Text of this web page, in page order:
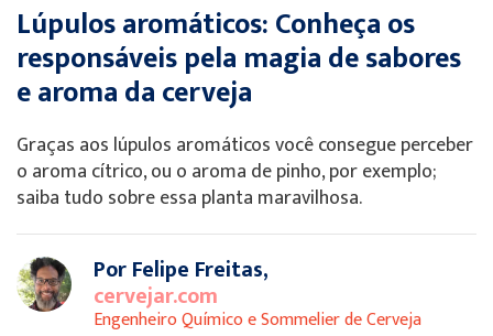
Lúpulos aromáticos: Conheça os
responsáveis pela magia de sabores
e aroma da cerveja
Graças aos lúpulos aromáticos você consegue perceber
o aroma cítrico, ou o aroma de pinho, por exemplo;
saiba tudo sobre essa planta maravilhosa.
Por Felipe Freitas,
cervejar.com
Engenheiro Químico e Sommelier de Cerveja